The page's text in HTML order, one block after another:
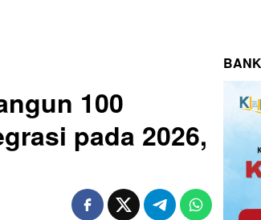
100
pada 2026,